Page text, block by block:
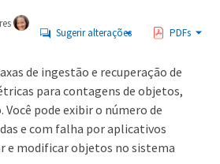
Sugerir alterações PDFs
de ingestão e recuperação de
para contagens de objetos,
pode exibir o número de
e com falha por aplicativos
e modificar objetos no sistema